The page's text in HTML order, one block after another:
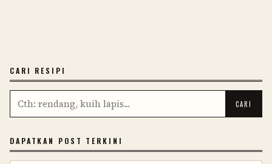
CARI RESIPI
DAPATKAN POST TERKINI